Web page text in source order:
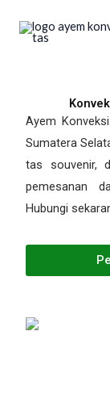
Ayem
Sumatera
tas souvenir,
pemesanan
Hubungi